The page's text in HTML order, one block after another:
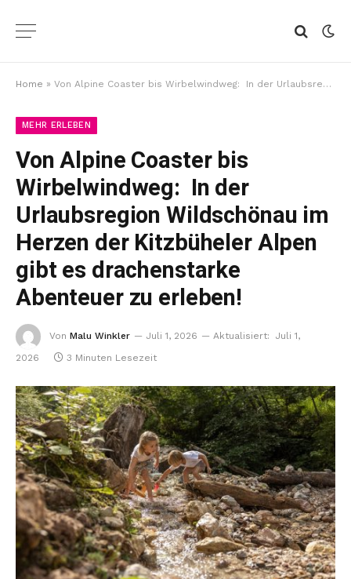
Home » Von Alpine Coaster bis Wirbelwindweg: In der Urlaubsregion Wildschönau im Herzen der Kitzbüheler Alpen gibt es drachenstarke Abenteuer zu erleben!
MEHR ERLEBEN
Von Alpine Coaster bis
Wirbelwindweg: In der
Urlaubsregion Wildschönau im
Herzen der Kitzbüheler Alpen
gibt es drachenstarke
Abenteuer zu erleben!
Von Malu Winkler Juli 1, 2026 Aktualisiert:
Juli 1,
2026
3 Minuten Lesezeit